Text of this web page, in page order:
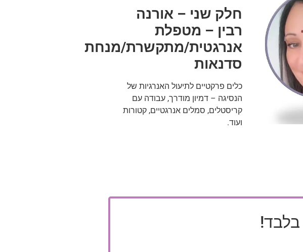
חלק שני – אורנה
רבין – מטפלת
אנרגטית/מתקשרת/מנחת
סדנאות
כלים פרקטיים לתיעול האנרגיות של
הנסיגה – דמיון מודרך, עבודה עם
קריסטלים, סמלים אנרגטיים, קטורות
ועוד.